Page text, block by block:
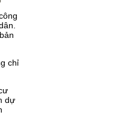
chỉ
dự